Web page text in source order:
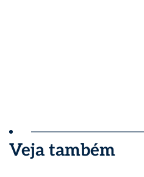
Veja também